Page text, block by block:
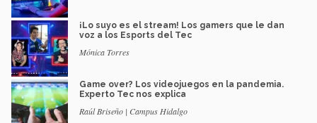
¡Lo suyo es el stream! Los gamers que le dan
voz a los Esports del Tec
Mónica Torres
Game over? Los videojuegos en la pandemia.
Experto Tec nos explica
Raúl Briseño | Campus Hidalgo